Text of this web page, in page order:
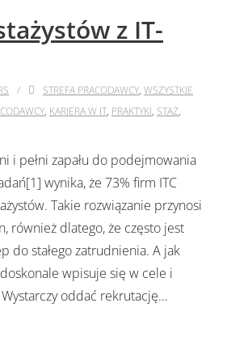
z IT-
STREFA PRACODAWCY, WSZYSTKIE
, KARIERA W IT, PRAKTYKI, STAŻ,
i pełni zapału do podejmowania
wynika, że 73% firm ITC
Takie rozwiązanie przynosi
również dlatego, że często jest
do stałego zatrudnienia. A jak
wpisuje się w cele i
oddać rekrutację…